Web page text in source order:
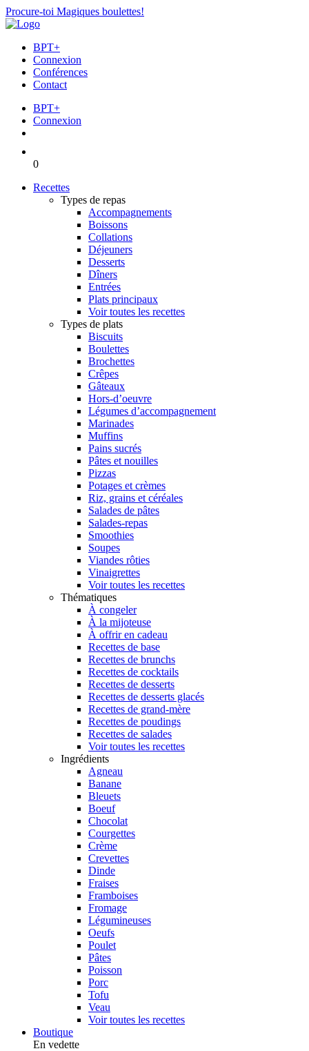
Procure-toi Magiques boulettes!
BPT+
Connexion
Conférences
Contact
BPT+
Connexion
0
Recettes
Types de repas
Accompagnements
Boissons
Collations
Déjeuners
Desserts
Dîners
Entrées
Plats principaux
Voir toutes les recettes
Types de plats
Biscuits
Boulettes
Brochettes
Crêpes
Gâteaux
Hors-d’oeuvre
Légumes d’accompagnement
Marinades
Muffins
Pains sucrés
Pâtes et nouilles
Pizzas
Potages et crèmes
Riz, grains et céréales
Salades de pâtes
Salades-repas
Smoothies
Soupes
Viandes rôties
Vinaigrettes
Voir toutes les recettes
Thématiques
À congeler
À la mijoteuse
À offrir en cadeau
Recettes de base
Recettes de brunchs
Recettes de cocktails
Recettes de desserts
Recettes de desserts glacés
Recettes de grand-mère
Recettes de poudings
Recettes de salades
Voir toutes les recettes
Ingrédients
Agneau
Banane
Bleuets
Boeuf
Chocolat
Courgettes
Crème
Crevettes
Dinde
Fraises
Framboises
Fromage
Légumineuses
Oeufs
Poulet
Pâtes
Poisson
Porc
Tofu
Veau
Voir toutes les recettes
Boutique
En vedette